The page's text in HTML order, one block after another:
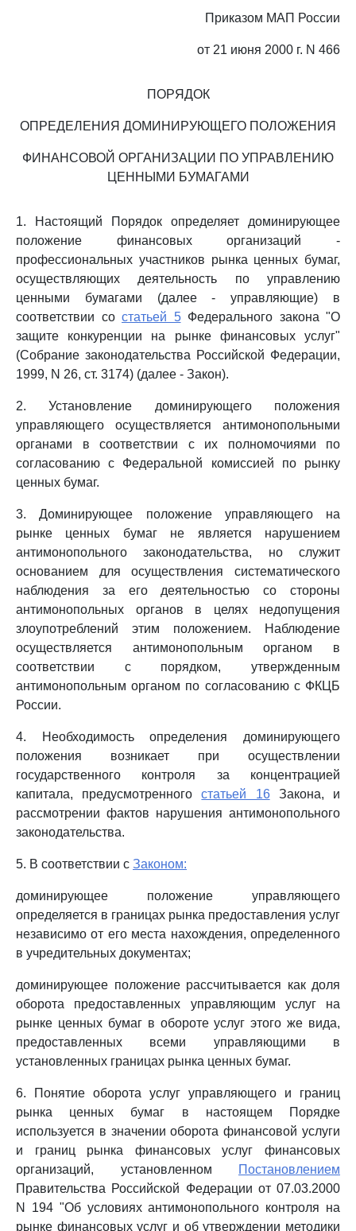
Приказом МАП России
от 21 июня 2000 г. N 466
ПОРЯДОК
ОПРЕДЕЛЕНИЯ ДОМИНИРУЮЩЕГО ПОЛОЖЕНИЯ
ФИНАНСОВОЙ ОРГАНИЗАЦИИ ПО УПРАВЛЕНИЮ
ЦЕННЫМИ БУМАГАМИ
1. Настоящий Порядок определяет доминирующее
положение финансовых организаций -
профессиональных участников рынка ценных бумаг,
осуществляющих деятельность по управлению
ценными бумагами (далее - управляющие) в
соответствии со статьей 5Федерального закона "О
защите конкуренции на рынке финансовых услуг"
(Собрание законодательства Российской Федерации,
1999, N 26, ст. 3174) (далее - Закон).
2. Установление доминирующего положения
управляющего осуществляется антимонопольными
органами в соответствии с их полномочиями по
согласованию с Федеральной комиссией по рынку
ценных бумаг.
3. Доминирующее положение управляющего на
рынке ценных бумаг не является нарушением
антимонопольного законодательства, но служит
основанием для осуществления систематического
наблюдения за его деятельностью со стороны
антимонопольных органов в целях недопущения
злоупотреблений этим положением. Наблюдение
осуществляется антимонопольным органом в
соответствии с порядком, утвержденным
антимонопольным органом по согласованию с ФКЦБ
России.
4. Необходимость определения доминирующего
положения возникает при осуществлении
государственного контроля за концентрацией
капитала, предусмотренногостатьей 16Закона, и
рассмотрении фактов нарушения антимонопольного
законодательства.
5. В соответствии с Законом:
доминирующее положение управляющего
определяется в границах рынка предоставления услуг
независимо от его места нахождения, определенного
в учредительных документах;
доминирующее положение рассчитывается как доля
оборота предоставленных управляющим услуг на
рынке ценных бумаг в обороте услуг этого же вида,
предоставленных всеми управляющими в
установленных границах рынка ценных бумаг.
6. Понятие оборота услуг управляющего и границ
рынка ценных бумаг в настоящем Порядке
используется в значении оборота финансовой услуги
и границ рынка финансовых услуг финансовых
организаций, установленном
Постановлением
Правительства Российской Федерации от 07.03.2000
N 194 "Об условиях антимонопольного контроля на
рынке финансовых услуг и об утверждении методики